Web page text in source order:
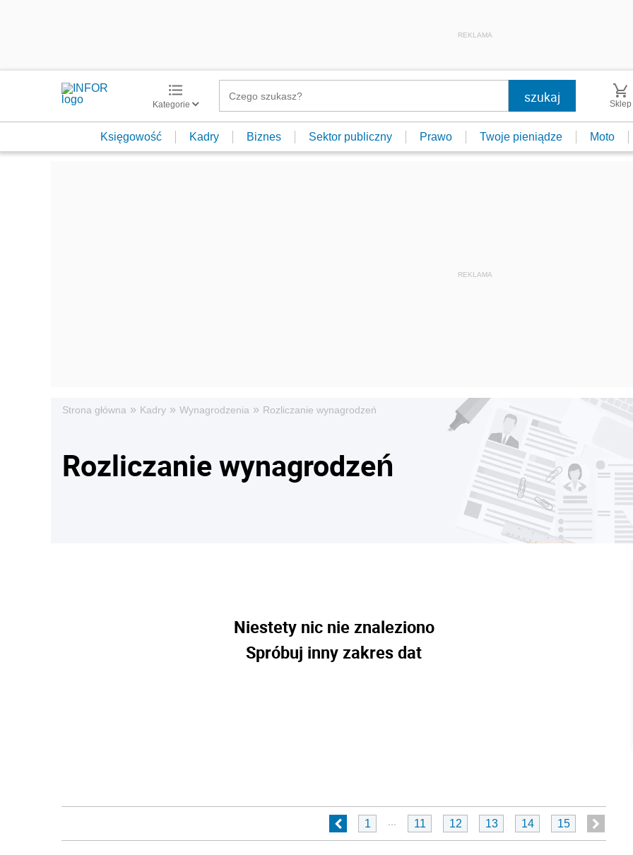
REKLAMA
Kategorie Sklep
Księgowość Kadry Biznes Sektor publiczny Prawo Twoje pieniądze Moto
Strona główna » Kadry » Wynagrodzenia » Rozliczanie wynagrodzeń
Rozliczanie wynagrodzeń
Niestety nic nie znaleziono
Spróbuj inny zakres dat
1 ... 11 12 13 14 15